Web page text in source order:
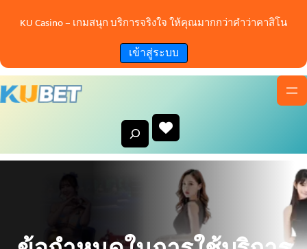
เนื้อหา
KU Casino – เกมสนุก บริการจริงใจ ให้คุณมากกว่าคำว่าคาสิโน
เข้าสู่ระบบ
S
e
h